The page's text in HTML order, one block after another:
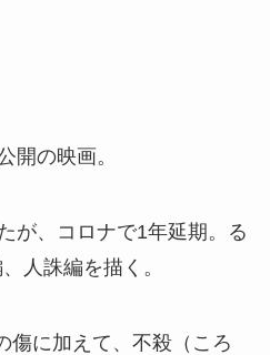
開の映画。
が、コロナで1年延期。る
人誅編を描く。
傷に加えて、不殺（ころ